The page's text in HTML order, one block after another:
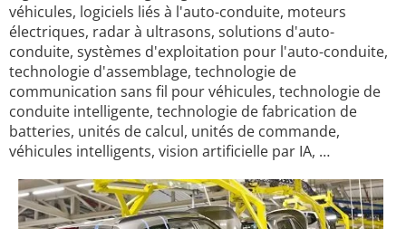
véhicules, logiciels liés à l'auto-conduite, moteurs
électriques, radar à ultrasons, solutions d'auto-
conduite, systèmes d'exploitation pour l'auto-conduite,
technologie d'assemblage, technologie de
communication sans fil pour véhicules, technologie de
conduite intelligente, technologie de fabrication de
batteries, unités de calcul, unités de commande,
véhicules intelligents, vision artificielle par IA, …